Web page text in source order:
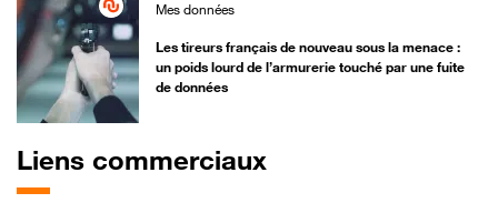
Mes données
Les tireurs français de nouveau sous la menace :
un poids lourd de l’armurerie touché par une fuite
de données
Liens commerciaux